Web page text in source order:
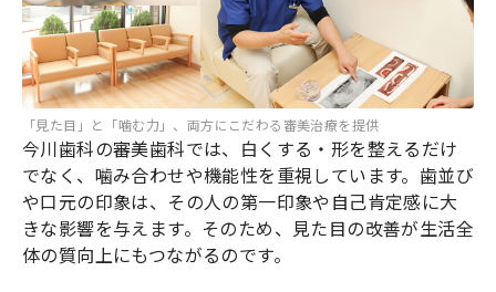
「見た目」と「噛む力」、両方にこだわる審美治療を提供
今川歯科の審美歯科では、白くする・形を整えるだけ
でなく、噛み合わせや機能性を重視しています。歯並び
や口元の印象は、その人の第一印象や自己肯定感に大
きな影響を与えます。そのため、見た目の改善が生活全
体の質向上にもつながるのです。